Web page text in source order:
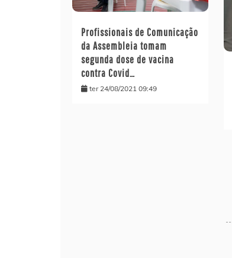
Profissionais de Comunicação
da Assembleia tomam
segunda dose de vacina
contra Covid…
ter 24/08/2021 09:49